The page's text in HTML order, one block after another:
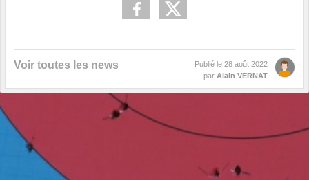
Voir toutes les news Publié le 28 août 2022
par Alain VERNAT